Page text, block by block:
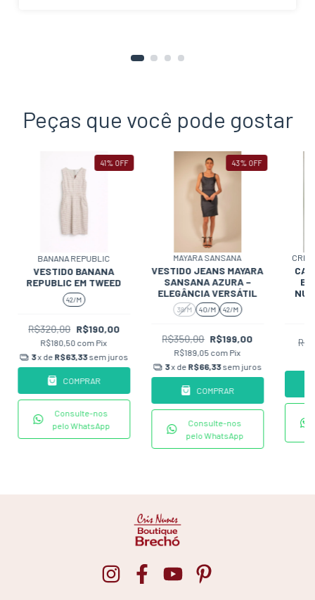
Peças que você pode gostar
41% OFF
BANANA REPUBLIC
VESTIDO BANANA
REPUBLIC EM TWEED
42/M
R$320,00 R$190,00
R$180,50 com Pix
3x de R$63,33 sem juros
COMPRAR
Consulte-nos
pelo WhatsApp
43% OFF
MAYARA SANSANA
VESTIDO JEANS MAYARA
SANSANA AZURA –
ELEGÂNCIA VERSÁTIL
38/M 40/M 42/M
R$350,00 R$199,00
R$189,05 com Pix
3x de R$66,33sem juros
COMPRAR
Consulte-nos
pelo WhatsApp
CRIS